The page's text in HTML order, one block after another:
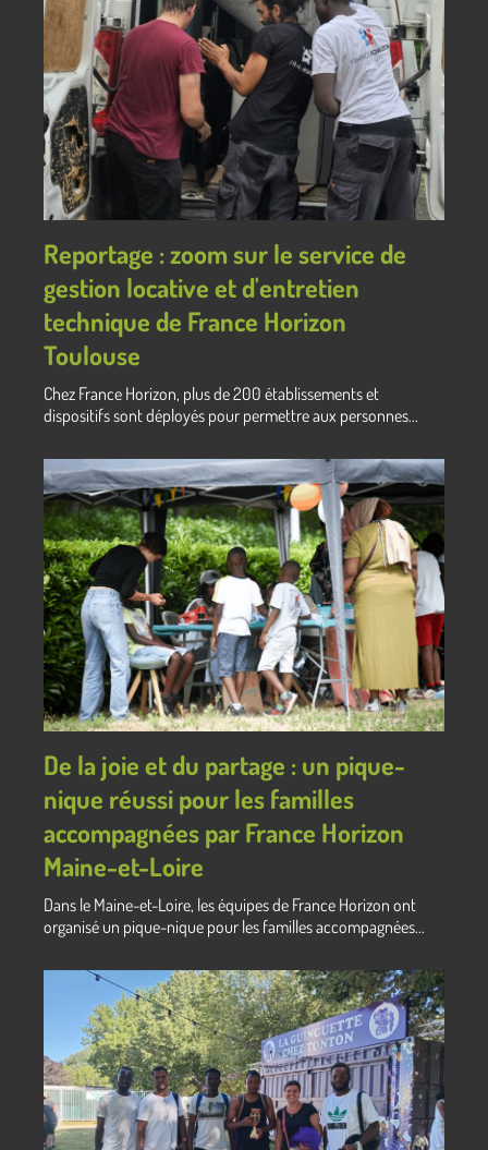
Reportage : zoom sur le service de
gestion locative et d'entretien
technique de France Horizon
Toulouse
Chez France Horizon, plus de 200 établissements et
dispositifs sont déployés pour permettre aux personnes...
De la joie et du partage : un pique-
nique réussi pour les familles
accompagnées par France Horizon
Maine-et-Loire
Dans le Maine-et-Loire, les équipes de France Horizon ont
organisé un pique-nique pour les familles accompagnées...